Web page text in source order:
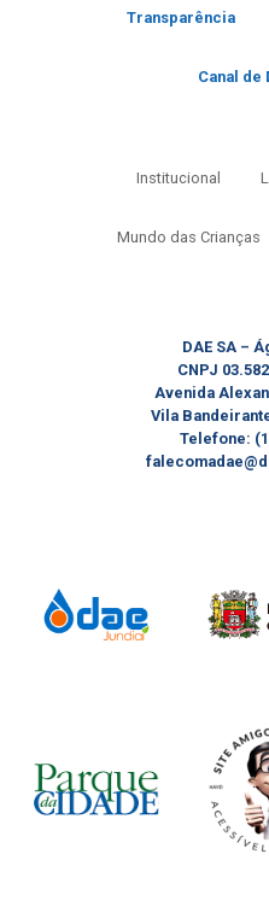
Transparência
Canal de
Institucional
Mundo das Crianças
DAE SA –
CNPJ
Avenida
Vila
Telefone: